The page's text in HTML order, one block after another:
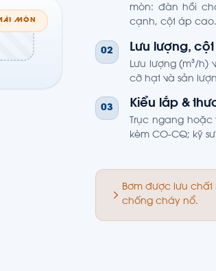
MÒN
mòn: đàn hồi
cạnh, cột áp cao.
02 Lưu lượng,
Lưu lượng (m³/h)
cỡ hạt và sản
03 Kiểu lắp &
Trục ngang hoặc
kèm CO-CQ; kỹ
Bơm được lưu chất
chống cháy nổ.